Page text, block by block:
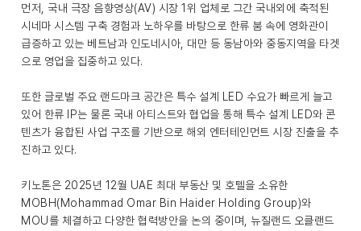
먼저, 국내 극장 음향영상(AV) 시장 1위 업체로 그간 국내외에 축적된
시네마 시스템 구축 경험과 노하우를 바탕으로 한류 붐 속에 영화관이
급증하고 있는 베트남과 인도네시아, 대만 등 동남아와 중동지역을 타겟
으로 영업을 집중하고 있다.
또한 글로벌 주요 랜드마크 공간은 특수 설계 LED 수요가 빠르게 늘고
있어 한류 IP는 물론 국내 아티스트와 협업을 통해 특수 설계 LED와 콘
텐츠가 융합된 사업 구조를 기반으로 해외 엔터테인먼트 시장 진출을 추
진하고 있다.
키노톤은 2025년 12월 UAE 최대 부동산 및 호텔을 소유한
MOBH(Mohammad Omar Bin Haider Holding Group)와
MOU를 체결하고 다양한 협력방안을 논의 중이며, 뉴질랜드 오클랜드